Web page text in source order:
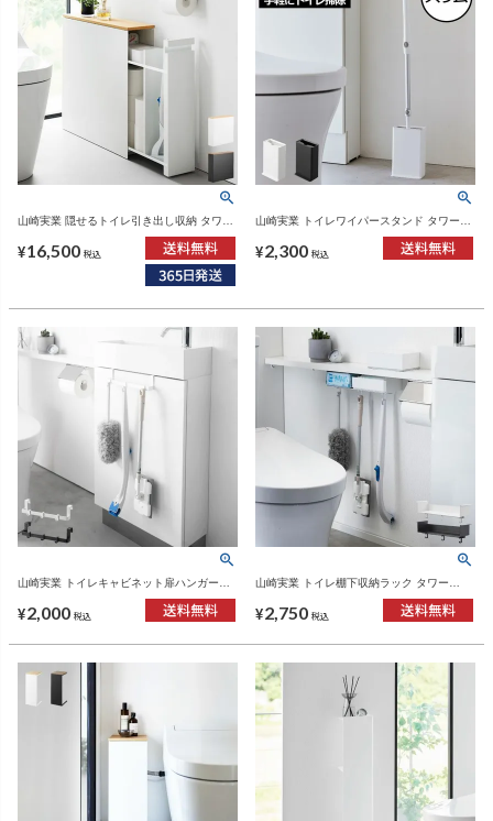
山崎実業 隠せるトイレ引き出し収納 タワー
tower | トイレ雑貨・タワーシリーズ
¥16,500 税込
山崎実業 トイレワイパースタンド タワー
tower| トイレ雑貨・タワーシリーズ
¥2,300 税込
山崎実業 トイレキャビネット扉ハンガー
tower | トイレ小物・タワーシリーズ
¥2,000 税込
山崎実業 トイレ棚下収納ラック タワー
tower | トイレ雑貨・タワーシリーズ
¥2,750 税込